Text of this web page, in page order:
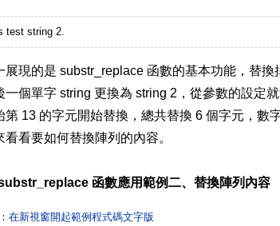
test string 2.
展現的是 substr_replace 函數的基本功能，替
一個單字 string 更換為 string 2，從參數的設定
第 13 的字元開始替換，總共替換 6 個字元，數
看看要如何替換陣列的內容。
函數應用範例二、替換陣列內容
在新視窗開起範例程式碼文字版